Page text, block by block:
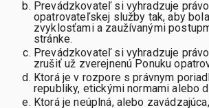
Prevádzkovateľ si vyhradzuje
opatrovateľskej služby tak, aby
zvyklosťami a zaužívanými
stránke.
Prevádzkovateľ si vyhradzuje
zrušiť už zverejnenú Ponuku
Ktorá je v rozpore s právnym
republiky, etickými normami alebo
Ktorá je neúplná, alebo